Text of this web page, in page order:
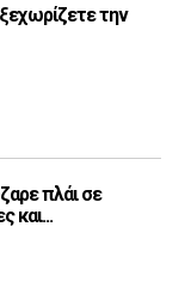
την
πλάι σε
και...